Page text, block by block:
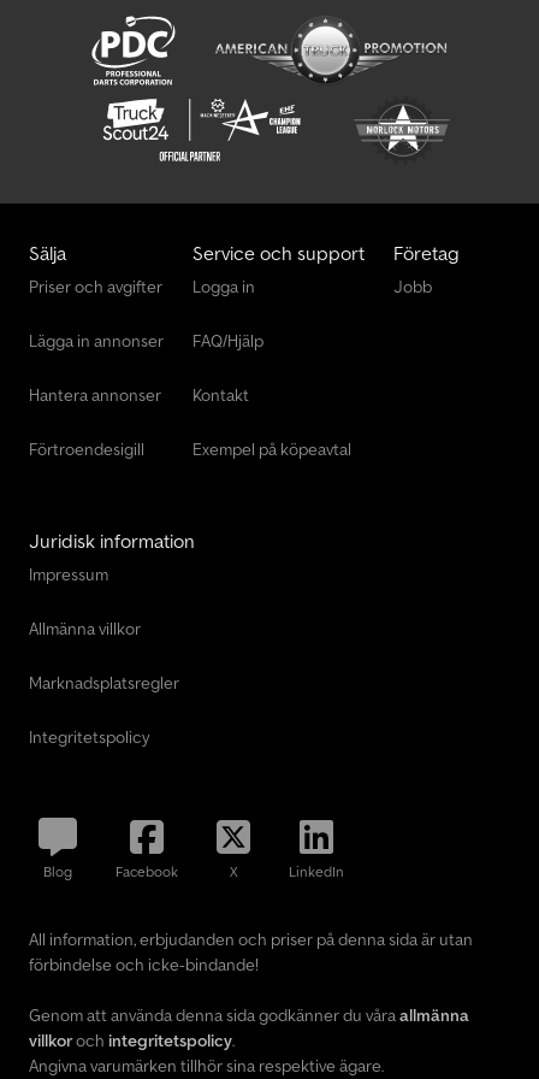
Sälja
Priser och avgifter
Lägga in annonser
Hantera annonser
Förtroendesigill
Service och support
Logga in
FAQ/Hjälp
Kontakt
Exempel på köpeavtal
Företag
Jobb
Juridisk information
Impressum
Allmänna villkor
Marknadsplatsregler
Integritetspolicy
Blog Facebook X LinkedIn
All information, erbjudanden och priser på denna sida är utan
förbindelse och icke-bindande!
Genom att använda denna sida godkänner du våraallmänna
villkoroch integritetspolicy.
Angivna varumärken tillhör sina respektive ägare.